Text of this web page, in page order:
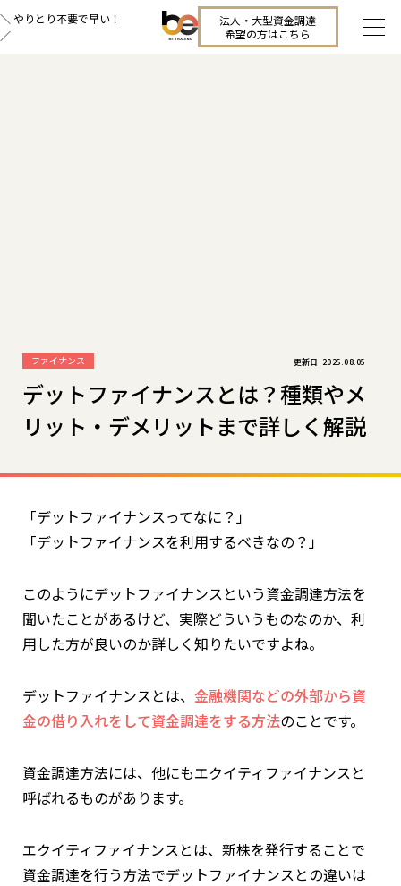
＼ やりとり不要で早い！
／
法人・大型資金調達
希望の方はこちら
デットファイナンスとは？種類やメ
リット・デメリットまで詳しく解説
ファイナンス 2025.08.05
「デットファイナンスってなに？」
「デットファイナンスを利用するべきなの？」
このようにデットファイナンスという資金調達方法を
聞いたことがあるけど、実際どういうものなのか、利
用した方が良いのか詳しく知りたいですよね。
デットファイナンスとは、 金融機関などの外部から資
金の借り入れをして資金調達をする方法のことです。
資金調達方法には、他にもエクイティファイナンスと
呼ばれるものがあります。
エクイティファイナンスとは、新株を発行することで
資金調達を行う方法でデットファイナンスとの違いは